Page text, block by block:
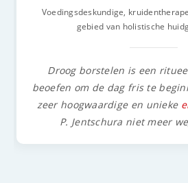
Voedingsdeskundige,
gebied van holistische
Droog borstelen is een
beoefen om de dag fris te
zeer hoogwaardige en unieke
P. Jentschura niet meer